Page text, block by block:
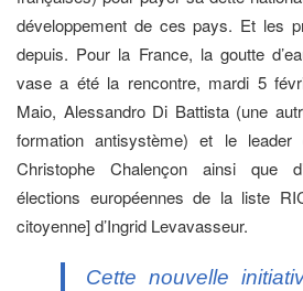
développement de ces pays. Et les
depuis. Pour la France, la goutte
vase a été la rencontre, mardi 5
Maio, Alessandro Di Battista (une
formation antisystème) et le
Christophe Chalençon ainsi que
élections européennes de la liste
citoyenne] d’Ingrid Levavasseur.
Cette nouvelle